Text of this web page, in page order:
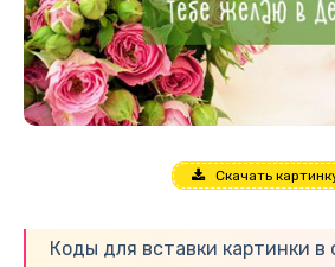
Скачать
Коды для вставки картинки в